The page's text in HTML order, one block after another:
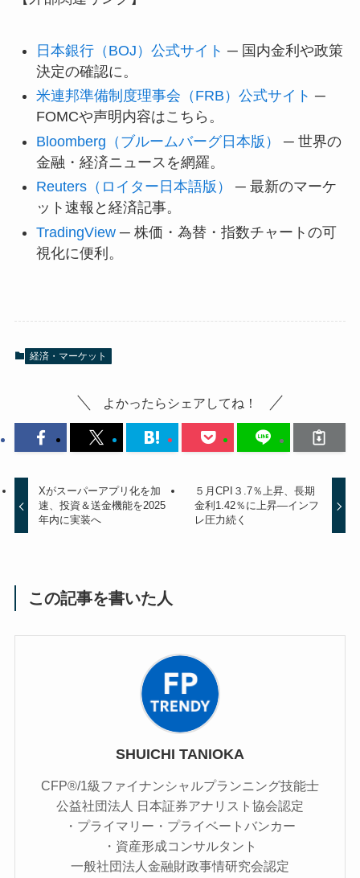
日本銀行（BOJ）公式サイト ─ 国内金利や政策
決定の確認に。
米連邦準備制度理事会（FRB）公式サイト ─
FOMCや声明内容はこちら。
Bloomberg（ブルームバーグ日本版）
─ 世界の
金融・経済ニュースを網羅。
Reuters（ロイター日本語版）
─ 最新のマーケ
ット速報と経済記事。
TradingView─ 株価・為替・指数チャートの可
視化に便利。
経済・マーケット
よかったらシェアしてね！
Xがスーパーアプリ化を加
速、投資＆送金機能を2025
年内に実装へ
５月CPI３.7％上昇、長期
金利1.42％に上昇—インフ
レ圧力続く
この記事を書いた人
SHUICHI TANIOKA
CFP®/1級ファイナンシャルプランニング技能士
公益社団法人 日本証券アナリスト協会認定
・プライマリー・プライベートバンカー
・資産形成コンサルタント
一般社団法人金融財政事情研究会認定